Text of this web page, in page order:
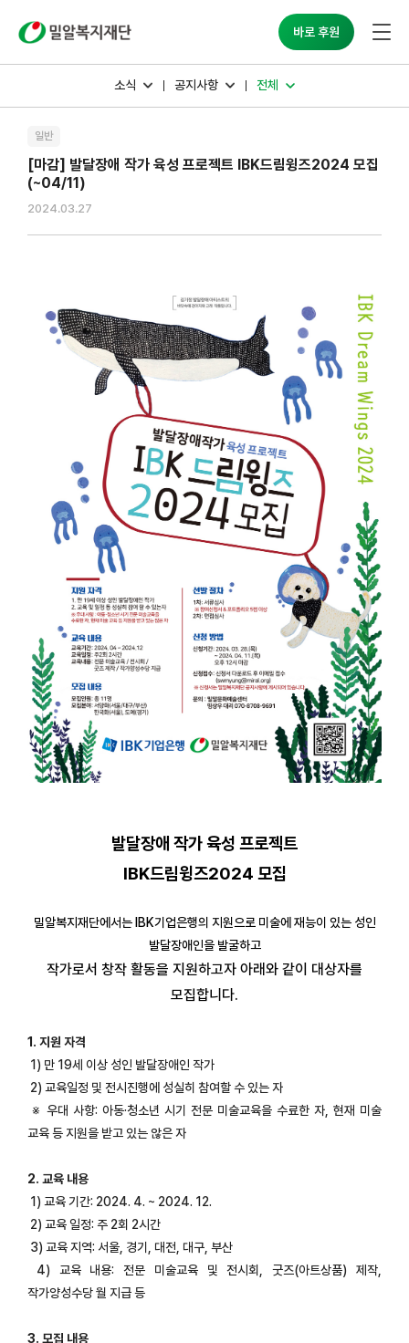
바로 후원
소식 공지사항 전체
일반
[마감] 발달장애 작가 육성 프로젝트 IBK드림윙즈2024 모집
(~04/11)
2024.03.27
발달장애 작가 육성 프로젝트
IBK드림윙즈2024 모집
밀알복지재단에서는 IBK기업은행의 지원으로 미술에 재능이 있는 성인
발달장애인을 발굴하고
작가로서 창작 활동을 지원하고자 아래와 같이 대상자를
모집합니다.
1. 지원 자격
1) 만 19세 이상 성인 발달장애인 작가
2) 교육일정 및 전시진행에 성실히 참여할 수 있는 자
※ 우대 사항: 아동·청소년 시기 전문 미술교육을 수료한 자, 현재 미술
교육 등 지원을 받고 있는 않은 자
2. 교육 내용
1) 교육 기간: 2024. 4. ~ 2024. 12.
2) 교육 일정: 주 2회 2시간
3) 교육 지역: 서울, 경기, 대전, 대구, 부산
4) 교육 내용: 전문 미술교육 및 전시회, 굿즈(아트상품) 제작,
작가양성수당 월 지급 등
3. 모집 내용